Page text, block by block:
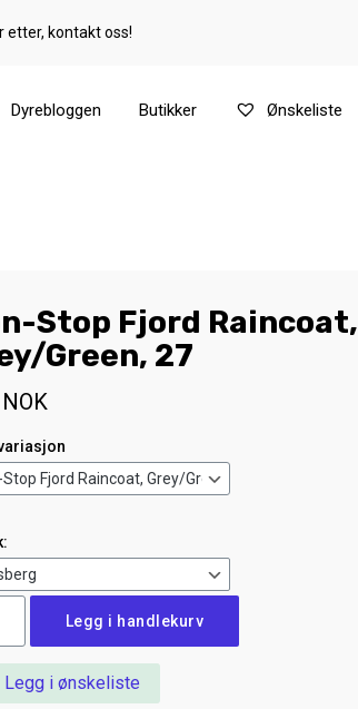
etter, kontakt oss!
Dyrebloggen Butikker Ønskeliste
Stop Fjord Raincoat,
Green, 27
NOK
Legg i handlekurv
Legg i ønskeliste